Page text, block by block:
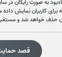
به صورت رایگان در
برای کاربران نمایش
حذف خواهد شد و
قصد
جزء 21